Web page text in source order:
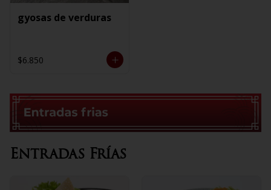
gyosas de verduras
$6.850
Entradas Frías